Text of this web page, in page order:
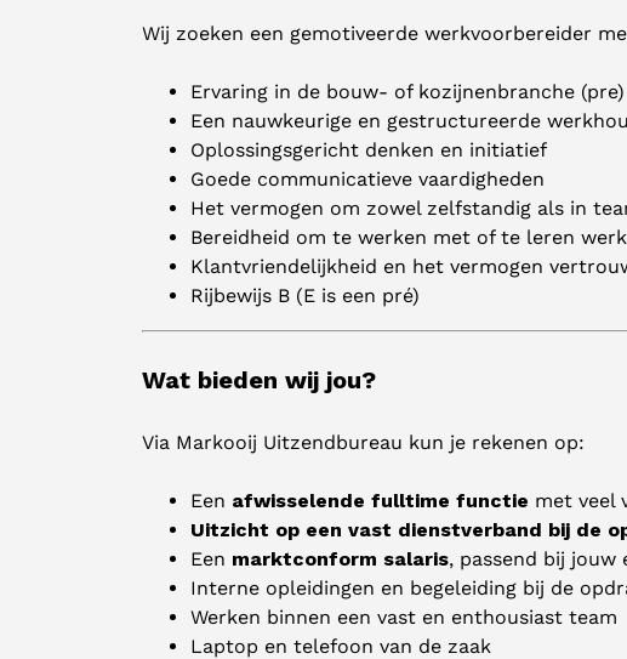
Wij zoeken een gemotiveerde werkvoorbereider
Ervaring in de bouw- of kozijnenbranche (pre)
Een nauwkeurige en gestructureerde
Oplossingsgericht denken en initiatief
Goede communicatieve vaardigheden
Het vermogen om zowel zelfstandig als in
Bereidheid om te werken met of te leren
Klantvriendelijkheid en het vermogen
Rijbewijs B (E is een pré)
Wat bieden wij jou?
Via Markooij Uitzendbureau kun je rekenen op:
Een afwisselende fulltime functie met veel
Uitzicht op een vast dienstverband bij de
Een marktconform salaris, passend bij jouw
Interne opleidingen en begeleiding bij de
Werken binnen een vast en enthousiast team
Laptop en telefoon van de zaak